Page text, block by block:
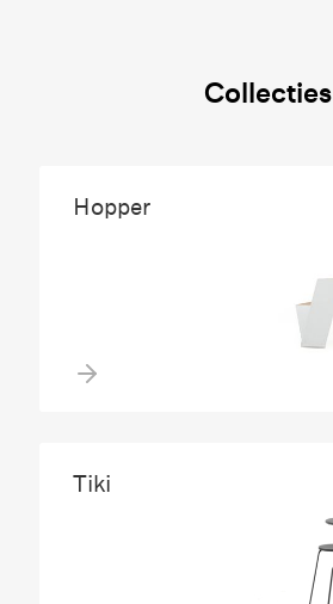
Collecties
Hopper
Tiki